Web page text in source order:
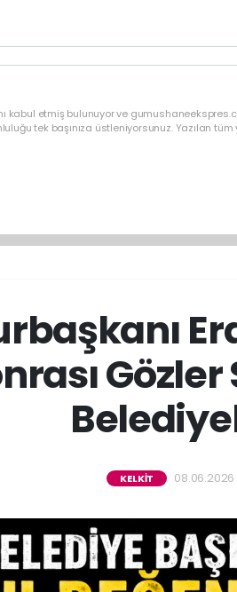
kabul etmiş bulunuyor ve
tek başınıza üstleniyorsunuz. Yazılan
KELKİT